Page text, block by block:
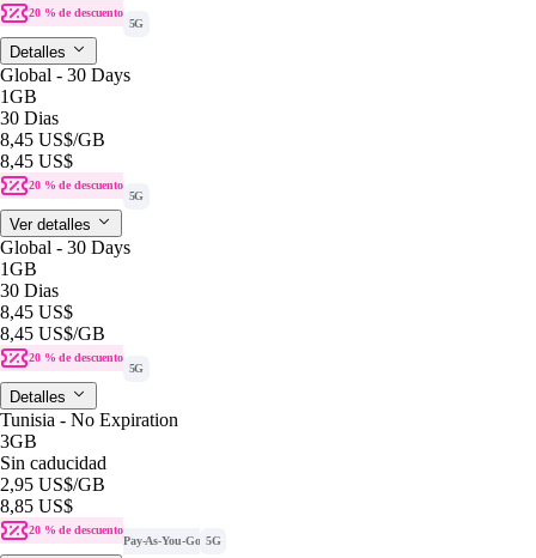
20 % de descuento
5G
Detalles
Global - 30 Days
1GB
30 Dias
8,45 US$/GB
8,45 US$
20 % de descuento
5G
Ver detalles
Global - 30 Days
1GB
30 Dias
8,45 US$
8,45 US$/GB
20 % de descuento
5G
Detalles
Tunisia - No Expiration
3GB
Sin caducidad
2,95 US$/GB
8,85 US$
20 % de descuento
Pay-As-You-Go 5G